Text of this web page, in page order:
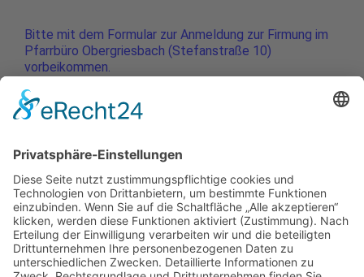
Bitte mit dem Formular zur Anmeldung zur Firmung im
Pfarrbüro Obergriesbach (Stefanstraße 10)
vorbeikommen.
Ort:
Pfarrbüro Obergriesbach
Links